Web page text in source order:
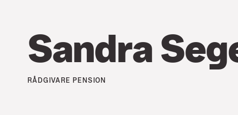
Sandra
RÅDGIVARE PENSION